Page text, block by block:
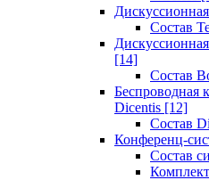
Состав
[14]
Состав
Беспроводная
Dicentis [12]
Состав
Конференц-
Состав